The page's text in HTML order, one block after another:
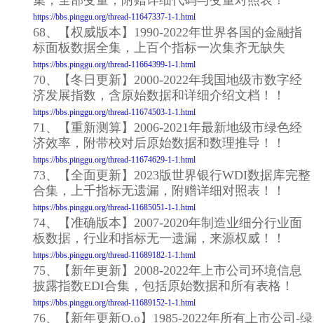
https://bbs.pinggu.org/thread-11647337-1-1.html
68、【权威版本】1990-2022年世界各国的金融指
标面板数据全集，上百个指标一次集齐无缺失
https://bbs.pinggu.org/thread-11664399-1-1.html
70、【冬日更新】2000-2022年我国地级市数字经
济发展指数，含原始数据和详细介绍文档！！
https://bbs.pinggu.org/thread-11674503-1-1.html
71、【重新测算】2006-2021年最新地级市绿色经
济效率，附带校对后原始数据和数理推导！！
https://bbs.pinggu.org/thread-11674629-1-1.html
73、【全面更新】2023版世界银行WDI数据库完整
合集，上千指标无遗漏，附赠详细对照表！！
https://bbs.pinggu.org/thread-11685051-1-1.html
74、【准确版本】2007-2020年制造业细分行业面
板数据，行业和指标无一遗漏，来源权威！！
https://bbs.pinggu.org/thread-11689182-1-1.html
75、【新年更新】2008-2022年上市公司环境信息
披露指数EDI合集，包括原始数据和所有表格！
https://bbs.pinggu.org/thread-11689152-1-1.html
76、【新年更新O.o】1985-2022年所有上市公司-绿